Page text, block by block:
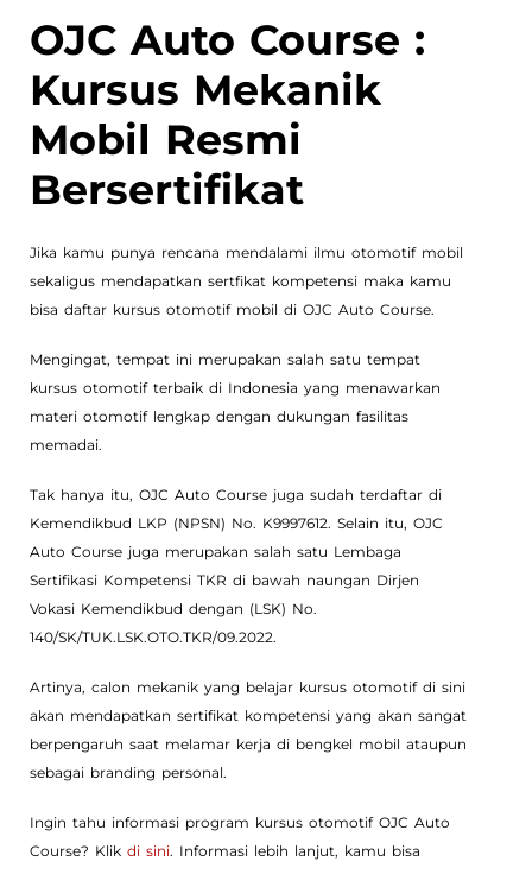
OJC Auto Course :
Kursus Mekanik
Mobil Resmi
Bersertifikat
Jika kamu punya rencana mendalami ilmu otomotif mobil
sekaligus mendapatkan sertfikat kompetensi maka kamu
bisa daftar kursus otomotif mobil di OJC Auto Course.
Mengingat, tempat ini merupakan salah satu tempat
kursus otomotif terbaik di Indonesia yang menawarkan
materi otomotif lengkap dengan dukungan fasilitas
memadai.
Tak hanya itu, OJC Auto Course juga sudah terdaftar di
Kemendikbud LKP (NPSN) No. K9997612. Selain itu, OJC
Auto Course juga merupakan salah satu Lembaga
Sertifikasi Kompetensi TKR di bawah naungan Dirjen
Vokasi Kemendikbud dengan (LSK) No.
140/SK/TUK.LSK.OTO.TKR/09.2022.
Artinya, calon mekanik yang belajar kursus otomotif di sini
akan mendapatkan sertifikat kompetensi yang akan sangat
berpengaruh saat melamar kerja di bengkel mobil ataupun
sebagai branding personal.
Ingin tahu informasi program kursus otomotif OJC Auto
Course? Klik di sini. Informasi lebih lanjut, kamu bisa